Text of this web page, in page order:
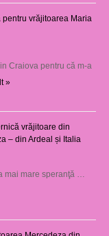
vrăjitoarea Maria
Craiova pentru că m-a
»
vrăjitoare din
– din Ardeal și Italia
mai mare speranţă …